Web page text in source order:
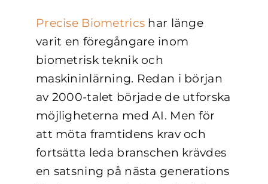
Precise Biometrics har länge
varit en föregångare inom
biometrisk teknik och
maskininlärning. Redan i början
av 2000-talet började de utforska
möjligheterna med AI. Men för
att möta framtidens krav och
fortsätta leda branschen krävdes
en satsning på nästa generations